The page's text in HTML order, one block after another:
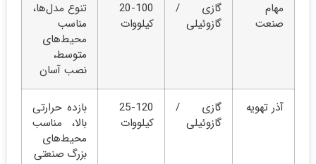
مهام
صنعت
گازی /
گازوئیلی
20-100
کیلووات
تنوع مدل‌ها،
مناسب
محیط‌های
متوسط،
نصب آسان
آذر تهویه
گازی /
گازوئیلی
25-120
کیلووات
بازده حرارتی
بالا، مناسب
محیط‌های
بزرگ صنعتی